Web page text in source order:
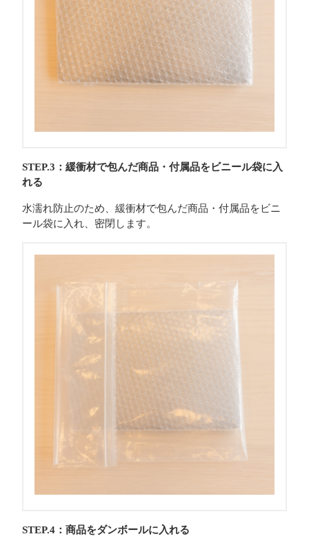
STEP.3：緩衝材で包んだ商品・付属品をビニール袋に入
れる
水濡れ防止のため、緩衝材で包んだ商品・付属品をビニ
ール袋に入れ、密閉します。
STEP.4：商品をダンボールに入れる